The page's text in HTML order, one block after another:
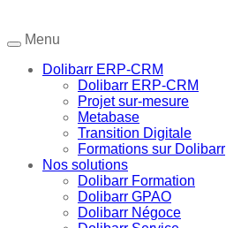
Menu
Dolibarr ERP-CRM
Dolibarr ERP-CRM
Projet sur-mesure
Metabase
Transition Digitale
Formations sur Dolibarr
Nos solutions
Dolibarr Formation
Dolibarr GPAO
Dolibarr Négoce